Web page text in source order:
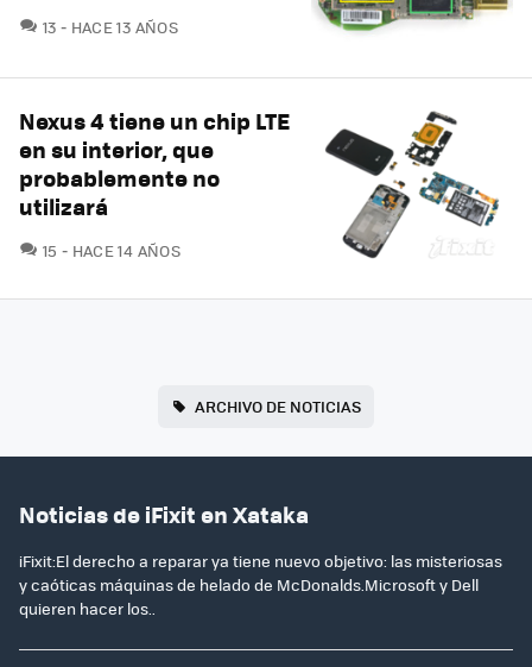
13 COMENTARIOS
HACE 13 AÑOS
Nexus 4 tiene un chip LTE
en su interior, que
probablemente no
utilizará
15 COMENTARIOS
HACE 14 AÑOS
ARCHIVO DE NOTICIAS
Noticias de iFixit en Xataka
iFixit:El derecho a reparar ya tiene nuevo objetivo: las misteriosas
y caóticas máquinas de helado de McDonalds.Microsoft y Dell
quieren hacer los..